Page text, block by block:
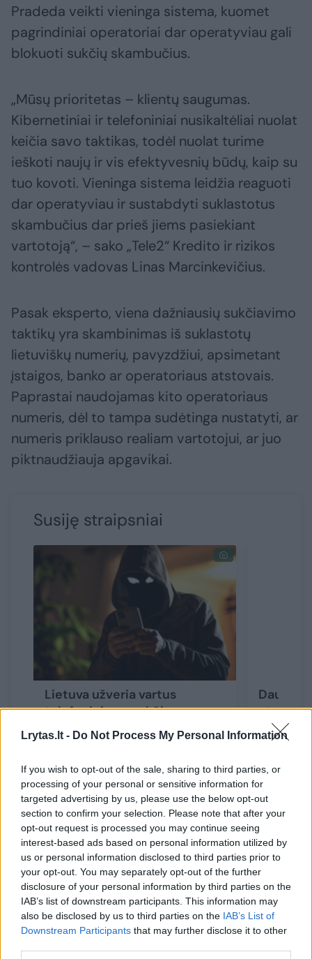
Lrytas.lt - Do Not Process My Personal Information
If you wish to opt-out of the sale, sharing to third parties, or
processing of your personal or sensitive information for
targeted advertising by us, please use the below opt-out
section to confirm your selection. Please note that after your
opt-out request is processed you may continue seeing
interest-based ads based on personal information utilized by
us or personal information disclosed to third parties prior to
your opt-out. You may separately opt-out of the further
disclosure of your personal information by third parties on the
IAB’s list of downstream participants. This information may
also be disclosed by us to third parties on the IAB’s List of
Downstream Participants that may further disclose it to other
Pradeda veikti vieninga sistema, kuomet
pagrindiniai operatoriai dar operatyviau gali
blokuoti sukčių skambučius.
„Mūsų prioritetas – klientų saugumas.
Kibernetiniai ir telefoniniai nusikaltėliai nuolat
keičia savo taktikas, todėl nuolat turime
ieškoti naujų ir vis efektyvesnių būdų, kaip su
tuo kovoti. Vieninga sistema leidžia reaguoti
dar operatyviau ir sustabdyti suklastotus
skambučius dar prieš jiems pasiekiant
vartotoją“, – sako „Tele2“ Kredito ir rizikos
kontrolės vadovas Linas Marcinkevičius.
Pasak eksperto, viena dažniausių sukčiavimo
taktikų yra skambinimas iš suklastotų
lietuviškų numerių, pavyzdžiui, apsimetant
įstaigos, banko ar operatoriaus atstovais.
Paprastai naudojamas kito operatoriaus
numeris, dėl to tampa sudėtinga nustatyti, ar
numeris priklauso realiam vartotojui, ar juo
piktnaudžiauja apgavikai.
Susiję straipsniai
Lietuva užveria vartus
telefoniniams sukčiams:
praneša apie stipriai
išaugusius skambučių
blokavimo mastus
Daugėja
atvejų:
Dabar pagrindiniai mobiliojo ryšio
operatoriai pradėjo glaudžiau
bendradarbiauti ir keistis informacija – tai
leidžia dar efektyviau blokuoti sukčių
skambučius, net jei jie bando prisidengti